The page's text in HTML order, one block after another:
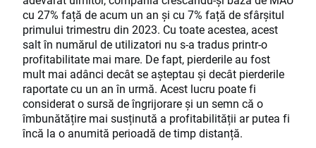
cu 27% față de acum un an și cu 7% față de sfârșitul
primului trimestru din 2023. Cu toate acestea, acest
salt în numărul de utilizatori nu s-a tradus printr-o
profitabilitate mai mare. De fapt, pierderile au fost
mult mai adânci decât se așteptau și decât pierderile
raportate cu un an în urmă. Acest lucru poate fi
considerat o sursă de îngrijorare și un semn că o
îmbunătățire mai susținută a profitabilității ar putea fi
încă la o anumită perioadă de timp distanță.